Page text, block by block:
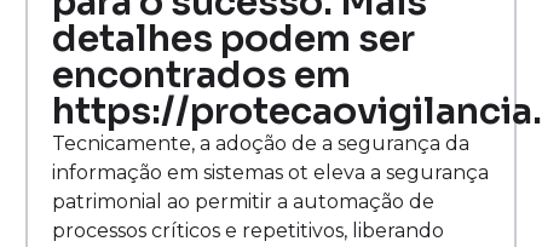
detalhes podem ser
encontrados em
https://
Tecnicamente, a adoção de a segurança da
informação em sistemas ot eleva a segurança
patrimonial ao permitir a automação de
processos críticos e repetitivos, liberando